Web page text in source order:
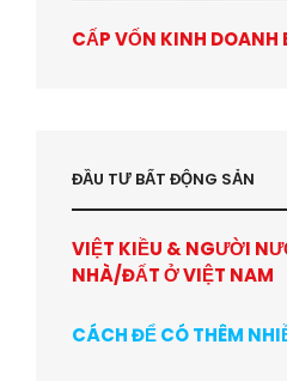
CẤP VỐN KINH DOANH
ĐẦU TƯ BẤT ĐỘNG SẢN
VIỆT KIỀU & NGƯỜI
NHÀ/ĐẤT Ở VIỆT NAM
CÁCH ĐỂ CÓ THÊM